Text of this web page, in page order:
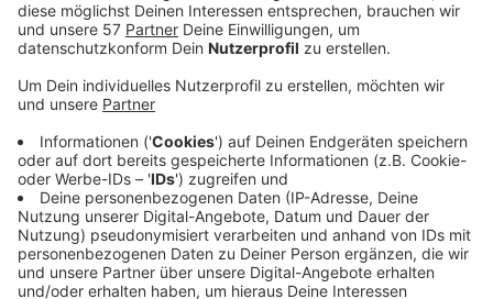
zur Prostitution gezwungen. Die Frauen hat er
bundesweit in Hotels und Laufhäusern
untergebracht - unter anderem in Kerpen und
Essen.
Der Mann hat die Frauen vergewaltigt - und wenn
sie nicht auf ihn gehört haben, auch geschlagen.
Schon am Dienstag hat das Aachener Landgericht
einen 37-jährigen Stolberger, der seine Nichte